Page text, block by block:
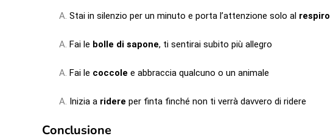
Stai in silenzio per un minuto e porta l’attenzione solo al respiro
Fai le bolle di sapone, ti sentirai subito più allegro
Fai le coccole e abbraccia qualcuno o un animale
Inizia a ridere per finta finché non ti verrà davvero di ridere
Conclusione